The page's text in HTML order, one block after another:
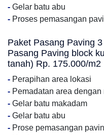
- Gelar batu abu
- Proses pemasangan
Paket Pasang Paving 3
Pasang Paving block
tanah) Rp. 175.000/m2
- Perapihan area lokasi
- Pemadatan area dengan
- Gelar batu makadam
- Gelar batu abu
- Prose pemasangan